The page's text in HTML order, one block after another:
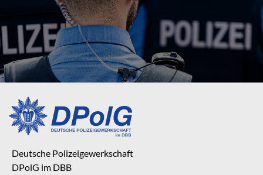
Deutsche Polizeigewerkschaft
DPolG im DBB